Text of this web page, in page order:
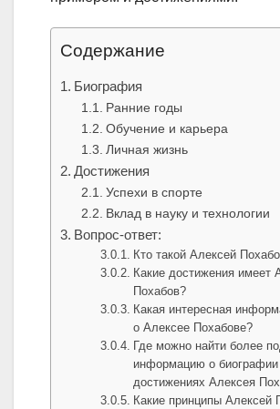
Содержание
Биография
Ранние годы
Обучение и карьера
Личная жизнь
Достижения
Успехи в спорте
Вклад в науку и технологии
Вопрос-ответ:
Кто такой Алексей
Какие достижения имеет
Похабов?
Какая интересная
о Алексее Похабове?
Где можно найти более
информацию о
достижениях Алексея
Какие принципы Алексей